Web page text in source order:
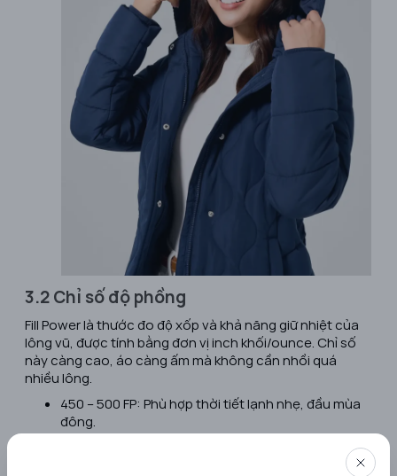
3.2 Chỉ số độ phồng
Fill Power là thước đo độ xốp và khả năng giữ nhiệt của
lông vũ, được tính bằng đơn vị inch khối/ounce. Chỉ số
này càng cao, áo càng ấm mà không cần nhồi quá
nhiều lông.
450 – 500 FP: Phù hợp thời tiết lạnh nhẹ, đầu mùa
đông.
550 – 750 FP: Mức phổ biến và lý tưởng cho mùa
đông Việt Nam, cân bằng tốt giữa độ ấm, trọng